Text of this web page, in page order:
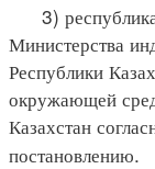
3)
Министерства
Республики
окружающей
Казахстан
постановлению.